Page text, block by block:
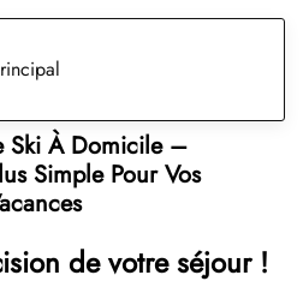
Ski À Domicile –
Simple Pour Vos
de votre séjour !